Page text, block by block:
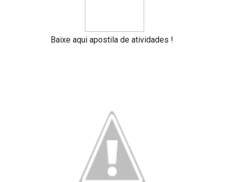
Baixe aqui apostila de atividades !